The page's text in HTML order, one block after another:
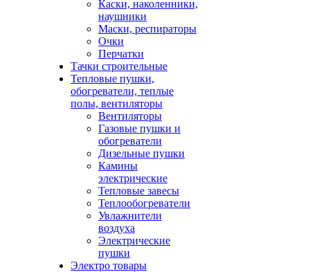
Каски, наколенники,
наушники
Маски, респираторы
Очки
Перчатки
Тачки строительные
Тепловые пушки,
обогреватели, теплые
полы, вентиляторы
Вентиляторы
Газовые пушки и
обогреватели
Дизельные пушки
Камины
электрические
Тепловые завесы
Теплообогреватели
Увлажнители
воздуха
Электрические
пушки
Электро товары